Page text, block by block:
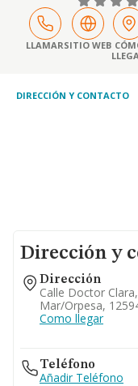
LLAMARSITIO WEB
DIRECCIÓN Y CONTACTO
Dirección y
Dirección
Calle Doctor
Mar/orpesa,
Como llegar
Teléfono
Añadir Teléfono